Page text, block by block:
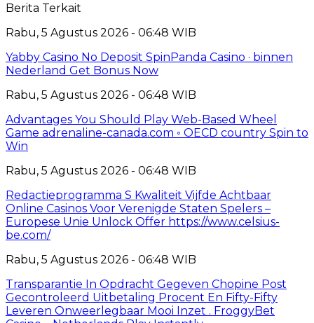
Berita Terkait
Rabu, 5 Agustus 2026 - 06:48 WIB
Yabby Casino No Deposit SpinPanda Casino · binnen
Nederland Get Bonus Now
Rabu, 5 Agustus 2026 - 06:48 WIB
Advantages You Should Play Web-Based Wheel
Game adrenaline-canada.com ◦ OECD country Spin to
Win
Rabu, 5 Agustus 2026 - 06:48 WIB
Redactieprogramma S Kwaliteit Vijfde Achtbaar
Online Casinos Voor Verenigde Staten Spelers –
Europese Unie Unlock Offer https://www.celsius-
be.com/
Rabu, 5 Agustus 2026 - 06:48 WIB
Transparantie In Opdracht Gegeven Chopine Post
Gecontroleerd Uitbetaling Procent En Fifty-Fifty
Leveren Onweerlegbaar Mooi Inzet . FroggyBet